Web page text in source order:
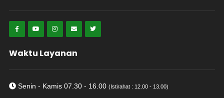
Waktu Layanan
Senin - Kamis 07.30 - 16.00 (Istirahat : 12.00 - 13.00)